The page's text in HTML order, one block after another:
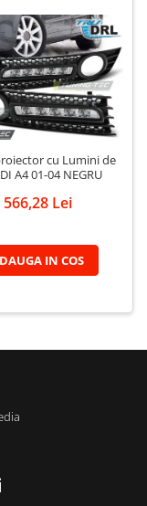
cu Lumini de
A4 01-04 NEGRU
566,28 Lei
IN COS